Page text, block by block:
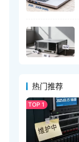
热门推荐